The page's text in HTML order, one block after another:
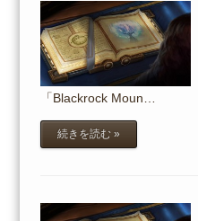
「Blackrock Moun…
続きを読む »